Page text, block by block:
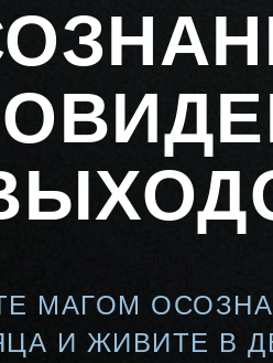
МАГОМ
И ЖИВИТЕ В